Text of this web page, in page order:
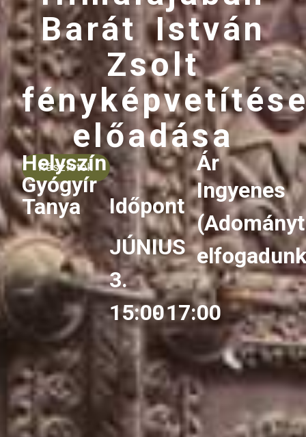
Barát István
Zsolt
előadása
Részletek
Helyszín
Gyógyír
Tanya
Időpont
JÚNIUS
3.
15:00- 17:00
Ár
Ingyenes
(Adományt